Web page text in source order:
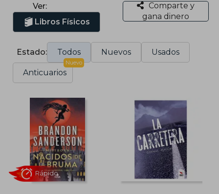
Ver:
Libros Físicos
Comparte y
gana dinero
Estado: Todos Nuevos Usados
Anticuarios
Nuevo